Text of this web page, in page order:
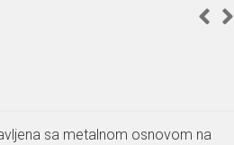
sa metalnom osnovom na